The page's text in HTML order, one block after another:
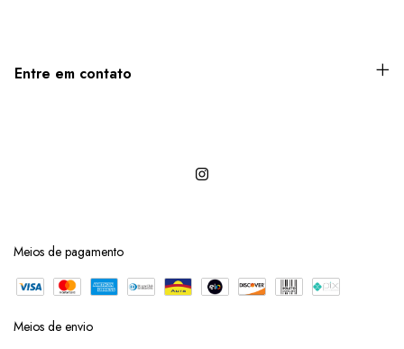
Entre em contato
Meios de pagamento
Meios de envio